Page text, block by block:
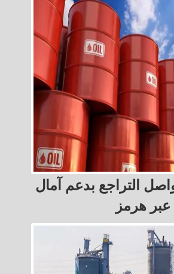
التراجع بدعم آمال
عبر هرمز